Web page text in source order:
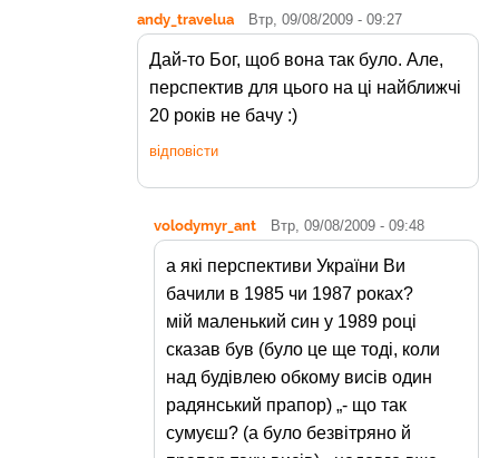
andy_travelua Втр, 09/08/2009 - 09:27
Дай-то Бог, щоб вона так було. Але,
перспектив для цього на ці найближчі
20 років не бачу :)
відповісти
volodymyr_ant Втр, 09/08/2009 - 09:48
а які перспективи України Ви
бачили в 1985 чи 1987 роках?
мій маленький син у 1989 році
сказав був (було це ще тоді, коли
над будівлею обкому висів один
радянський прапор) „- що так
сумуєш? (а було безвітряно й